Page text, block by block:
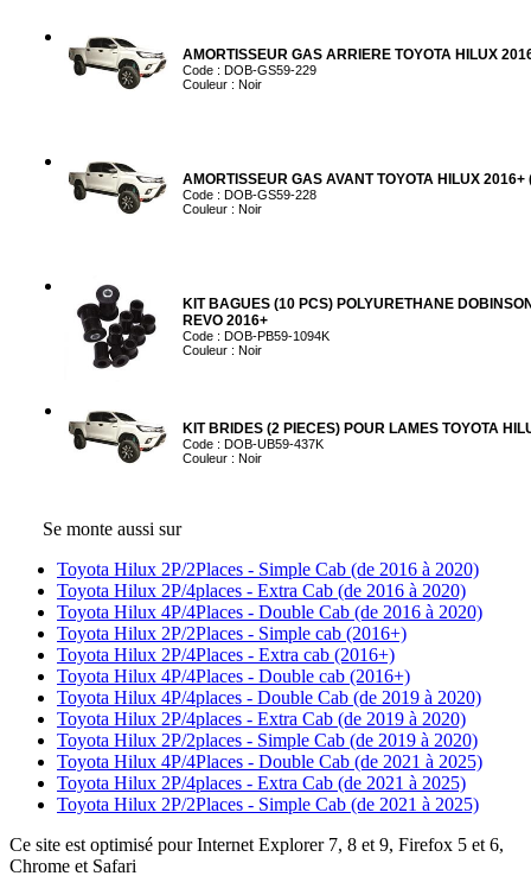
AMORTISSEUR GAS ARRIERE TOYOTA HILUX
Code : DOB-GS59-229
Couleur : Noir
AMORTISSEUR GAS AVANT TOYOTA HILUX 2016+
Code : DOB-GS59-228
Couleur : Noir
KIT BAGUES (10 PCS) POLYURETHANE
REVO 2016+
Code : DOB-PB59-1094K
Couleur : Noir
KIT BRIDES (2 PIECES) POUR LAMES TOYOTA
Code : DOB-UB59-437K
Couleur : Noir
Se monte aussi sur
Toyota Hilux 2P/2Places - Simple Cab (de 2016 à 2020)
Toyota Hilux 2P/4places - Extra Cab (de 2016 à 2020)
Toyota Hilux 4P/4Places - Double Cab (de 2016 à 2020)
Toyota Hilux 2P/2Places - Simple cab (2016+)
Toyota Hilux 2P/4Places - Extra cab (2016+)
Toyota Hilux 4P/4Places - Double cab (2016+)
Toyota Hilux 4P/4places - Double Cab (de 2019 à 2020)
Toyota Hilux 2P/4places - Extra Cab (de 2019 à 2020)
Toyota Hilux 2P/2places - Simple Cab (de 2019 à 2020)
Toyota Hilux 4P/4Places - Double Cab (de 2021 à 2025)
Toyota Hilux 2P/4places - Extra Cab (de 2021 à 2025)
Toyota Hilux 2P/2Places - Simple Cab (de 2021 à 2025)
Ce site est optimisé pour Internet Explorer 7, 8 et 9, Firefox 5 et 6,
Chrome et Safari